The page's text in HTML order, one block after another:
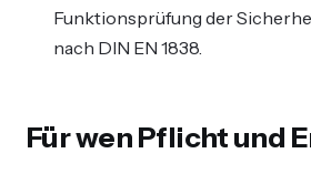
Funktionsprüfung der
nach DIN EN 1838.
Für wen Pflicht und